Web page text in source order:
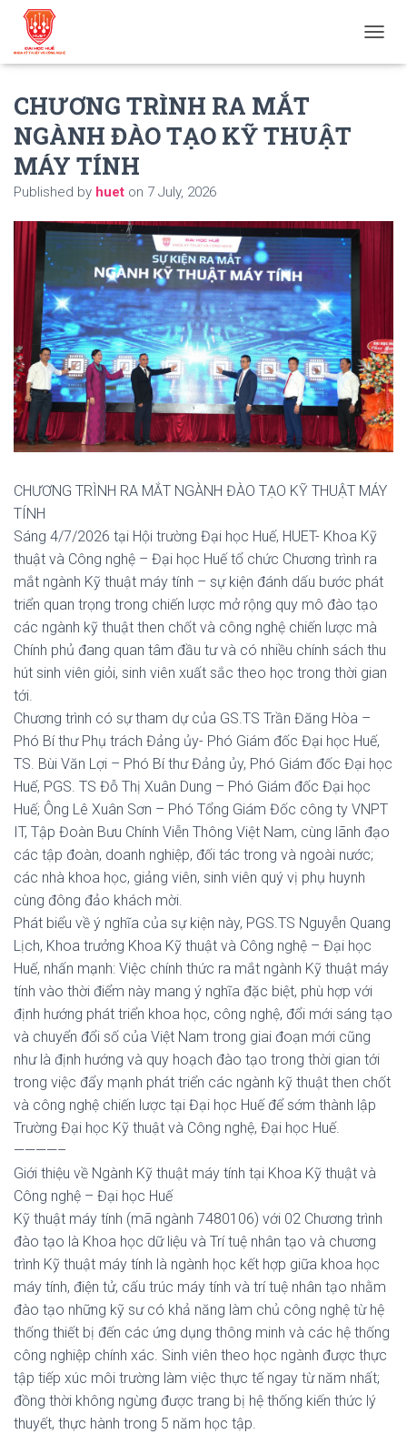
O
G
CHƯƠNG TRÌNH RA MẮT
NGÀNH ĐÀO TẠO KỸ THUẬT
MÁY TÍNH
Published by huet on 7 July, 2026
CHƯƠNG TRÌNH RA MẮT NGÀNH ĐÀO TẠO KỸ THUẬT MÁY
TÍNH
Sáng 4/7/2026 tại Hội trường Đại học Huế, HUET- Khoa Kỹ
thuật và Công nghệ – Đại học Huế tổ chức Chương trình ra
mắt ngành Kỹ thuật máy tính – sự kiện đánh dấu bước phát
triển quan trọng trong chiến lược mở rộng quy mô đào tạo
các ngành kỹ thuật then chốt và công nghệ chiến lược mà
Chính phủ đang quan tâm đầu tư và có nhiều chính sách thu
hút sinh viên giỏi, sinh viên xuất sắc theo học trong thời gian
tới.
Chương trình có sự tham dự của GS.TS Trần Đăng Hòa –
Phó Bí thư Phụ trách Đảng ủy- Phó Giám đốc Đại học Huế,
TS. Bùi Văn Lợi – Phó Bí thư Đảng ủy, Phó Giám đốc Đại học
Huế, PGS. TS Đỗ Thị Xuân Dung – Phó Giám đốc Đại học
Huế; Ông Lê Xuân Sơn – Phó Tổng Giám Đốc công ty VNPT
IT, Tập Đoàn Bưu Chính Viễn Thông Việt Nam, cùng lãnh đạo
các tập đoàn, doanh nghiệp, đối tác trong và ngoài nước;
các nhà khoa học, giảng viên, sinh viên quý vị phụ huynh
cùng đông đảo khách mời.
Phát biểu về ý nghĩa của sự kiện này, PGS.TS Nguyễn Quang
Lịch, Khoa trưởng Khoa Kỹ thuật và Công nghệ – Đại học
Huế, nhấn mạnh: Việc chính thức ra mắt ngành Kỹ thuật máy
tính vào thời điểm này mang ý nghĩa đặc biệt, phù hợp với
định hướng phát triển khoa học, công nghệ, đổi mới sáng tạo
và chuyển đổi số của Việt Nam trong giai đoạn mới cũng
như là định hướng và quy hoạch đào tạo trong thời gian tới
trong việc đẩy mạnh phát triển các ngành kỹ thuật then chốt
và công nghệ chiến lược tại Đại học Huế để sớm thành lập
Trường Đại học Kỹ thuật và Công nghệ, Đại học Huế.
————–
Giới thiệu về Ngành Kỹ thuật máy tính tại Khoa Kỹ thuật và
Công nghệ – Đại học Huế
Kỹ thuật máy tính (mã ngành 7480106) với 02 Chương trình
đào tạo là Khoa học dữ liệu và Trí tuệ nhân tạo và chương
trình Kỹ thuật máy tính là ngành học kết hợp giữa khoa học
máy tính, điện tử, cấu trúc máy tính và trí tuệ nhân tạo nhằm
đào tạo những kỹ sư có khả năng làm chủ công nghệ từ hệ
thống thiết bị đến các ứng dụng thông minh và các hệ thống
công nghiệp chính xác. Sinh viên theo học ngành được thực
tập tiếp xúc môi trường làm việc thực tế ngay từ năm nhất;
đồng thời không ngừng được trang bị hệ thống kiến thức lý
thuyết, thực hành trong 5 năm học tập.